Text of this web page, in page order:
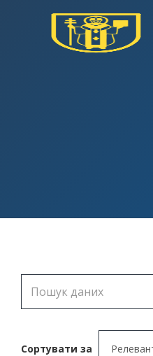
Сортувати за